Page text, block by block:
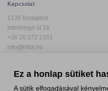
Kapcsolat
1126 Budapest
Istenhegyi út 18.
+36 20 272 2351
info@hfda.hu
Ez a honlap sütiket
A sütik elfogadásával